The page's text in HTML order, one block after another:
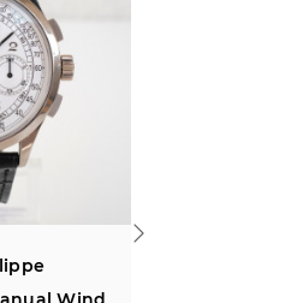
Breguet Marine Royale